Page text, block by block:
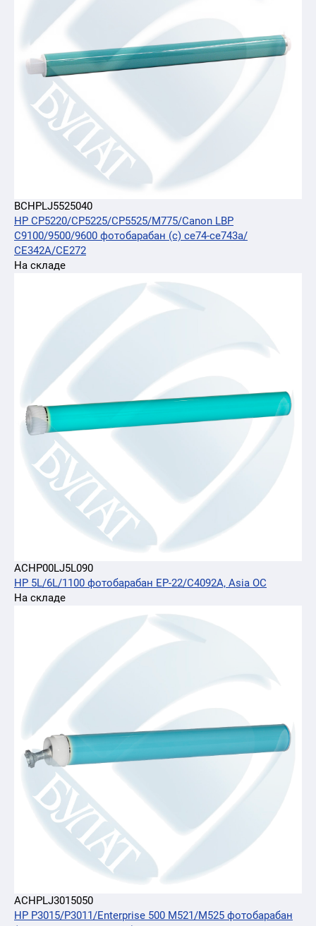
BCHPLJ5525040
HP CP5220/CP5225/CP5525/M775/Canon LBP
C9100/9500/9600 фотобарабан (c) ce74-ce743a/
CE342A/CE272
На складе
ACHP00LJ5L090
HP 5L/6L/1100 фотобарабан EP-22/C4092A, Asia OC
На складе
ACHPLJ3015050
HP P3015/P3011/Enterprise 500 M521/M525 фотобарабан